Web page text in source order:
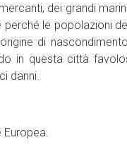
dei grandi
perché le popolazioni
di
in questa città
danni.